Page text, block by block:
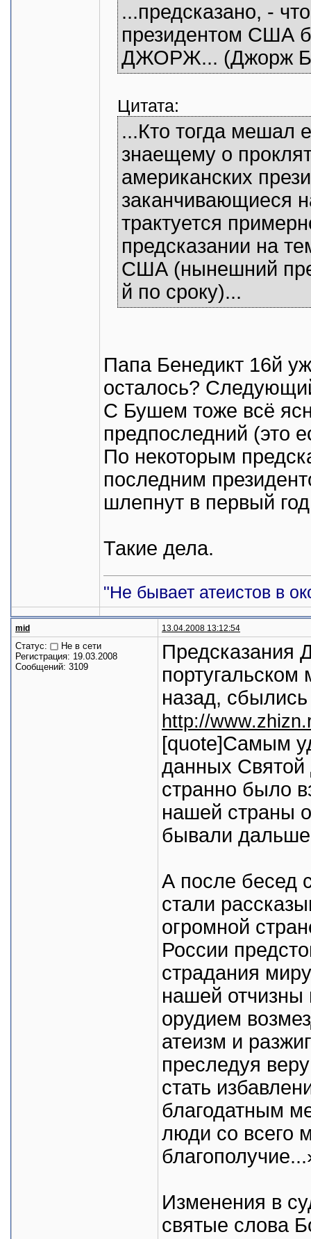
...предсказано, -
президентом США
ДЖОРЖ... (Джорж
Цитата:
...Кто тогда мешал
знаещему о
американских
заканчивающиеся
трактуется
предсказании на
США (нынешний
й по сроку)...
Папа Бенедикт 16й
осталось?
С Бушем тоже всё
предпоследний (это
По некоторым
последним
шлепнут в первый
Такие дела.
"Не бывает атеистов в
mid 13.04.2008 13:12:54
Статус:
Не в сети
Регистрация: 19.03.2008
Сообщений: 3109
Предсказания
португальском
назад,
http://
[quote]Самым
данных
странно было
нашей страны
бывали
А после бесед
стали
огромной
России
страдания
нашей отчизны
орудием
атеизм и
преследуя
стать
благодатным
люди со всего
Изменения в
святые слова